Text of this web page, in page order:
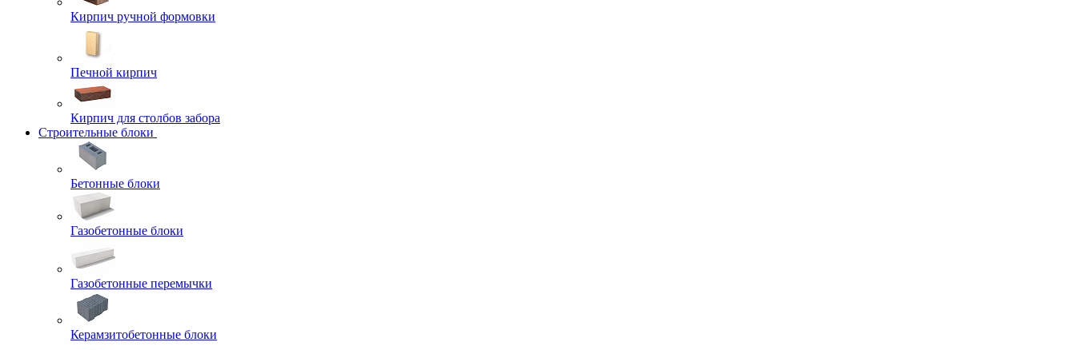
Кирпич ручной формовки
Печной кирпич
Кирпич для столбов забора
Строительные блоки
Бетонные блоки
Газобетонные блоки
Газобетонные перемычки
Керамзитобетонные блоки